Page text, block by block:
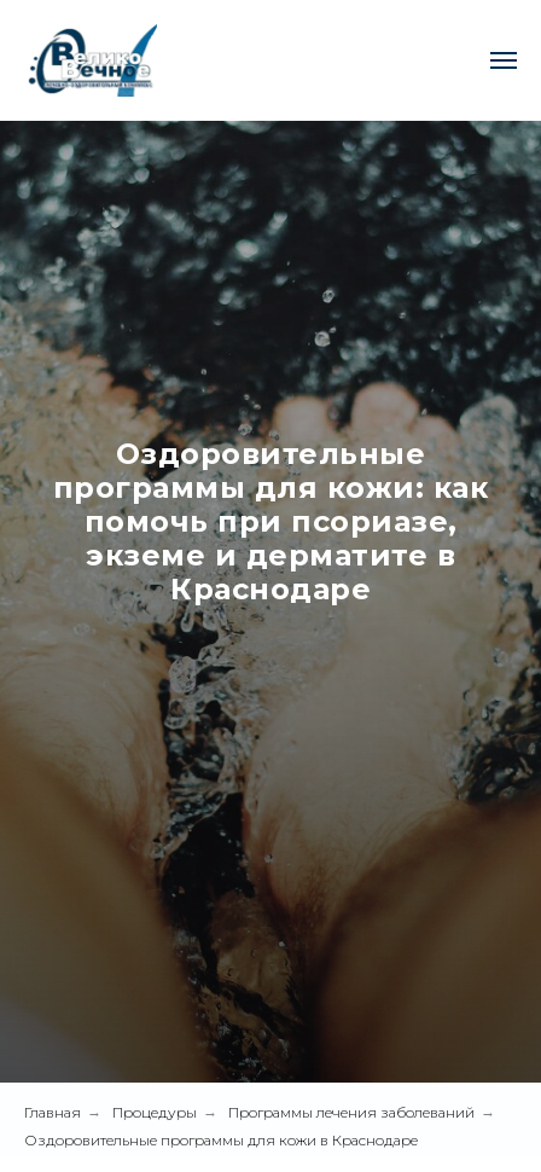
Оздоровительные
программы для кожи: как
помочь при псориазе,
экземе и дерматите в
Краснодаре
Главная → Процедуры → Программы лечения заболеваний →
Оздоровительные программы для кожи в Краснодаре